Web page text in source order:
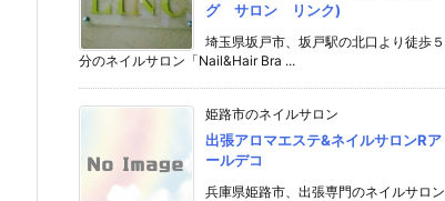
グ サロン リンク)
埼玉県坂戸市、坂戸駅の北口より徒歩５
分のネイルサロン「Nail&Hair Bra ...
姫路市のネイルサロン
出張アロマエステ&ネイルサロンRア
ールデコ
兵庫県姫路市、出張専門のネイルサロン